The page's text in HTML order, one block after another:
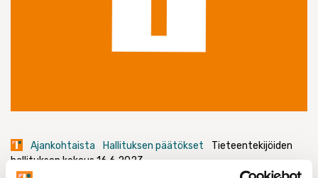
Ajankohtaista Hallituksen päätökset
Tieteentekijöiden
hallituksen kokous 16.6.2023